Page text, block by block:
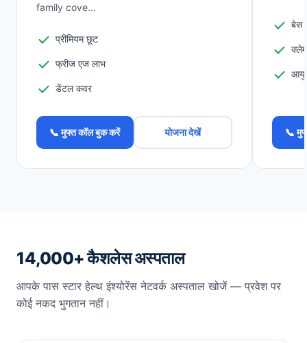
family cove…
प्रीमियम छूट
फ्रीज एज लाभ
डेंटल कवर
📞 मुफ्त कॉल बुक करें योजना देखें
बेस
क्लेम
📞
14,000+ कैशलेस अस्पताल
आपके पास स्टार हेल्थ इंश्योरेंस नेटवर्क अस्पताल खोजें — प्रवेश पर
कोई नकद भुगतान नहीं।